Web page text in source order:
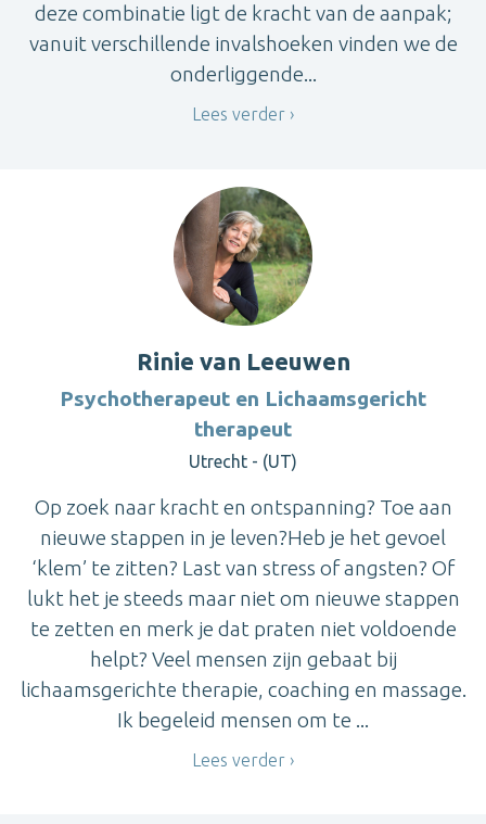
deze combinatie ligt de kracht van de aanpak;
vanuit verschillende invalshoeken vinden we de
onderliggende...
Lees verder
Rinie van Leeuwen
Psychotherapeut en Lichaamsgericht
therapeut
Utrecht - (UT)
Op zoek naar kracht en ontspanning? Toe aan
nieuwe stappen in je leven?Heb je het gevoel
‘klem’ te zitten? Last van stress of angsten? Of
lukt het je steeds maar niet om nieuwe stappen
te zetten en merk je dat praten niet voldoende
helpt? Veel mensen zijn gebaat bij
lichaamsgerichte therapie, coaching en massage.
Ik begeleid mensen om te ...
Lees verder